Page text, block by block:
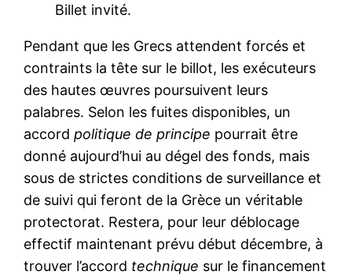
Billet invité.
Pendant que les Grecs attendent forcés et
contraints la tête sur le billot, les exécuteurs
des hautes œuvres poursuivent leurs
palabres. Selon les fuites disponibles, un
accordpolitique de principe pourrait être
donné aujourd’hui au dégel des fonds, mais
sous de strictes conditions de surveillance et
de suivi qui feront de la Grèce un véritable
protectorat. Restera, pour leur déblocage
effectif maintenant prévu début décembre, à
trouver l’accord technique sur le financement